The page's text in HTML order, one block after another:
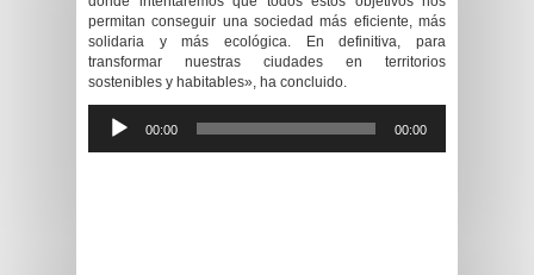
permitan conseguir una sociedad más eficiente, más
solidaria y más ecológica. En definitiva, para
transformar nuestras ciudades en territorios
sostenibles y habitables», ha concluido.
audio
00:00 00:00